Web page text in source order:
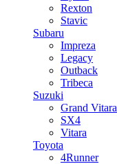
Rexton
Stavic
Subaru
Impreza
Legacy
Outback
Tribeca
Suzuki
Grand Vitara
SX4
Vitara
Toyota
4Runner